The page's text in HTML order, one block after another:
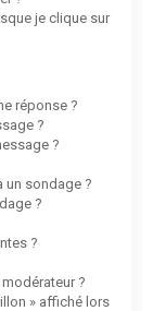
je clique sur
réponse ?
?
?
un sondage ?
?
?
?
» affiché lors